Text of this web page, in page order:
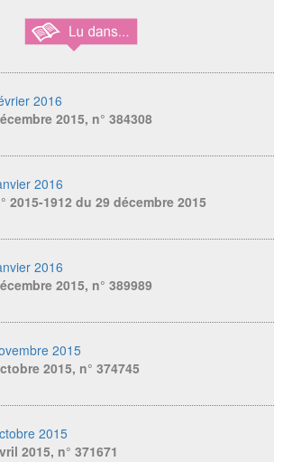
2016
2015, n° 384308
2016
2015-1912 du 29 décembre 2015
2016
2015, n° 389989
2015
2015, n° 374745
2015
2015, n° 371671